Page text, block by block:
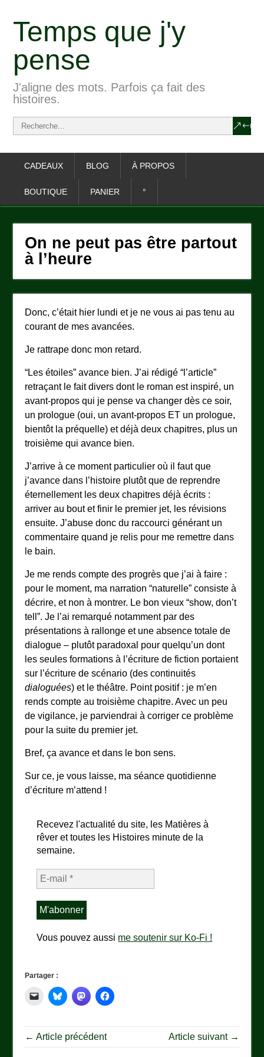
Temps que j'y
pense
J'aligne des mots. Parfois ça fait des
histoires.
CADEAUX BLOG À PROPOS
BOUTIQUE PANIER °
On ne peut pas être partout
à l’heure
Donc, c’était hier lundi et je ne vous ai pas tenu au
courant de mes avancées.
Je rattrape donc mon retard.
“Les étoiles” avance bien. J’ai rédigé “l’article”
retraçant le fait divers dont le roman est inspiré, un
avant-propos qui je pense va changer dès ce soir,
un prologue (oui, un avant-propos ET un prologue,
bientôt la préquelle) et déjà deux chapitres, plus un
troisième qui avance bien.
J’arrive à ce moment particulier où il faut que
j’avance dans l’histoire plutôt que de reprendre
éternellement les deux chapitres déjà écrits :
arriver au bout et finir le premier jet, les révisions
ensuite. J’abuse donc du raccourci générant un
commentaire quand je relis pour me remettre dans
le bain.
Je me rends compte des progrès que j’ai à faire :
pour le moment, ma narration “naturelle” consiste à
décrire, et non à montrer. Le bon vieux “show, don’t
tell”. Je l’ai remarqué notamment par des
présentations à rallonge et une absence totale de
dialogue – plutôt paradoxal pour quelqu’un dont
les seules formations à l’écriture de fiction portaient
sur l’écriture de scénario (des continuités
dialoguées) et le théâtre. Point positif : je m’en
rends compte au troisième chapitre. Avec un peu
de vigilance, je parviendrai à corriger ce problème
pour la suite du premier jet.
Bref, ça avance et dans le bon sens.
Sur ce, je vous laisse, ma séance quotidienne
d’écriture m’attend !
Recevez l'actualité du site, les Matières à
rêver et toutes les Histoires minute de la
semaine.
Vous pouvez aussi me soutenir sur Ko-Fi !
Partager :
← Article précédent Article suivant →